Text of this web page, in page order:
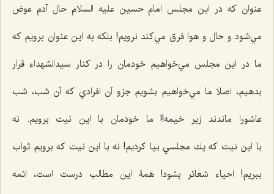
عنوان كه در اين مجلس امام حسين علیه السلام حال آدم عوض
مي‌شود و حال و هوا فرق مي‌كند نرويم! بلکه به اين عنوان برويم كه
ما در اين مجلس مي‌خواهيم خودمان را در كنار سيدالشهدا‌ء‌ قرار
بدهيم، اصلا ما مي‌خواهيم بشويم جزو آن افرادي كه آن شب،‌ شب
عاشورا ماندند زير خيمه!! ما خودمان با اين نيت برويم. نه
با این نيت كه يك مجلسي بپا كرديم! نه با اين نيت كه برويم ثواب
ببريم! احياء شعائر بشود! همۀ این مطالب درست است، ائمه